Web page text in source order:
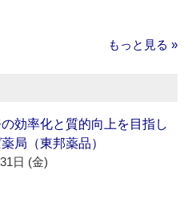
もっと見る »
の効率化と質的向上を目指し
局（東邦薬品）
日 (金)